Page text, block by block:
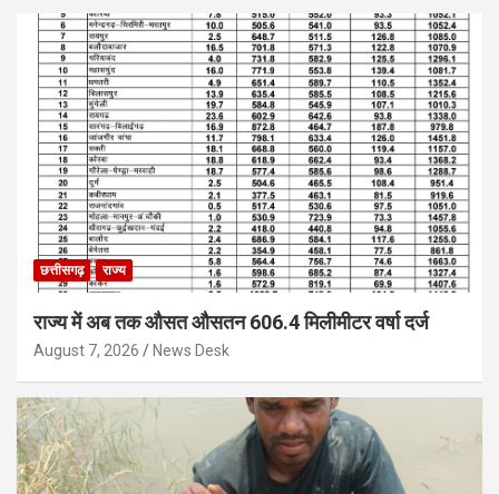
छत्तीसगढ़ राज्य
राज्य में अब तक औसत औसतन 606.4 मिलीमीटर वर्षा दर्ज
August 7, 2026 News Desk